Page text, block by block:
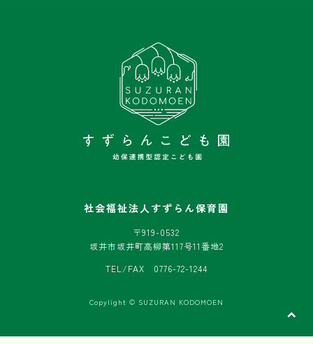
社会福祉法人すずらん保育園
〒919-0532
坂井市坂井町高柳第117号11番地2
TEL/FAX 0776-72-1244
Copylight © SUZURAN KODOMOEN